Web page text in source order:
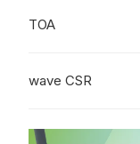
TOA
wave CSR